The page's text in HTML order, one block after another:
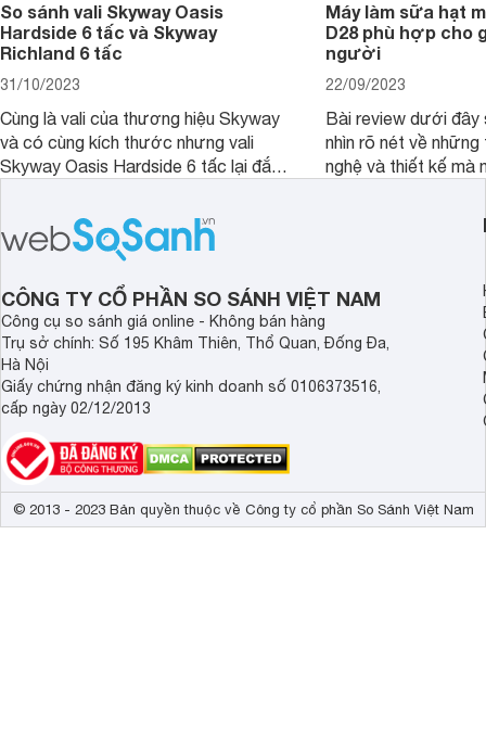
So sánh vali Skyway Oasis
Hardside 6 tấc và Skyway
Richland 6 tấc
31/10/2023
Cùng là vali của thương hiệu Skyway
và có cùng kích thước nhưng vali
Skyway Oasis Hardside 6 tấc lại đắt
triệu đồng.
Máy làm sữa hạt
D28 phù hợp cho
người
22/09/2023
Bài review dưới đây
nhìn rõ nét về những
nghệ và thiết kế mà
thể đưa ra quyết
CÔNG TY CỔ PHẦN SO SÁNH VIỆT NAM
Công cụ so sánh giá online - Không bán hàng
Trụ sở chính: Số 195 Khâm Thiên, Thổ Quan, Đống Đa,
Hà Nội
Giấy chứng nhận đăng ký kinh doanh số 0106373516,
cấp ngày 02/12/2013
© 2013 - 2023 Bản quyền thuộc về Công ty cổ phần So Sánh Việt Nam